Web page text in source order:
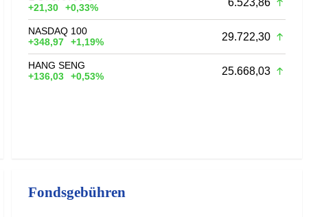
+21,30
+0,33% 6.523,86
NASDAQ 100
+348,97
+1,19% 29.722,30
HANG SENG
+136,03
+0,53% 25.668,03
Fondsgebühren